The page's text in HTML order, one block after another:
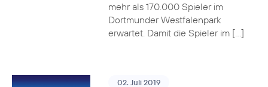
mehr als 170.000 Spieler im
Dortmunder Westfalenpark
erwartet. Damit die Spieler im […]
02. Juli 2019